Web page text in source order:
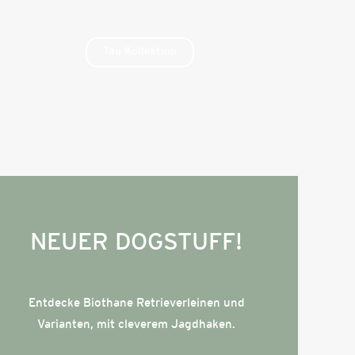
NEUER DOGSTUFF!
Entdecke Biothane Retrieverleinen und
Varianten, mit cleverem Jagdhaken.